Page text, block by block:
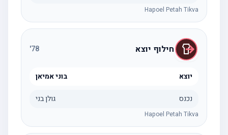
Hapoel Petah Tikva
חילוף יוצא 78
'
יוצא בוני אמיאן
נכנס גולן בני
Hapoel Petah Tikva